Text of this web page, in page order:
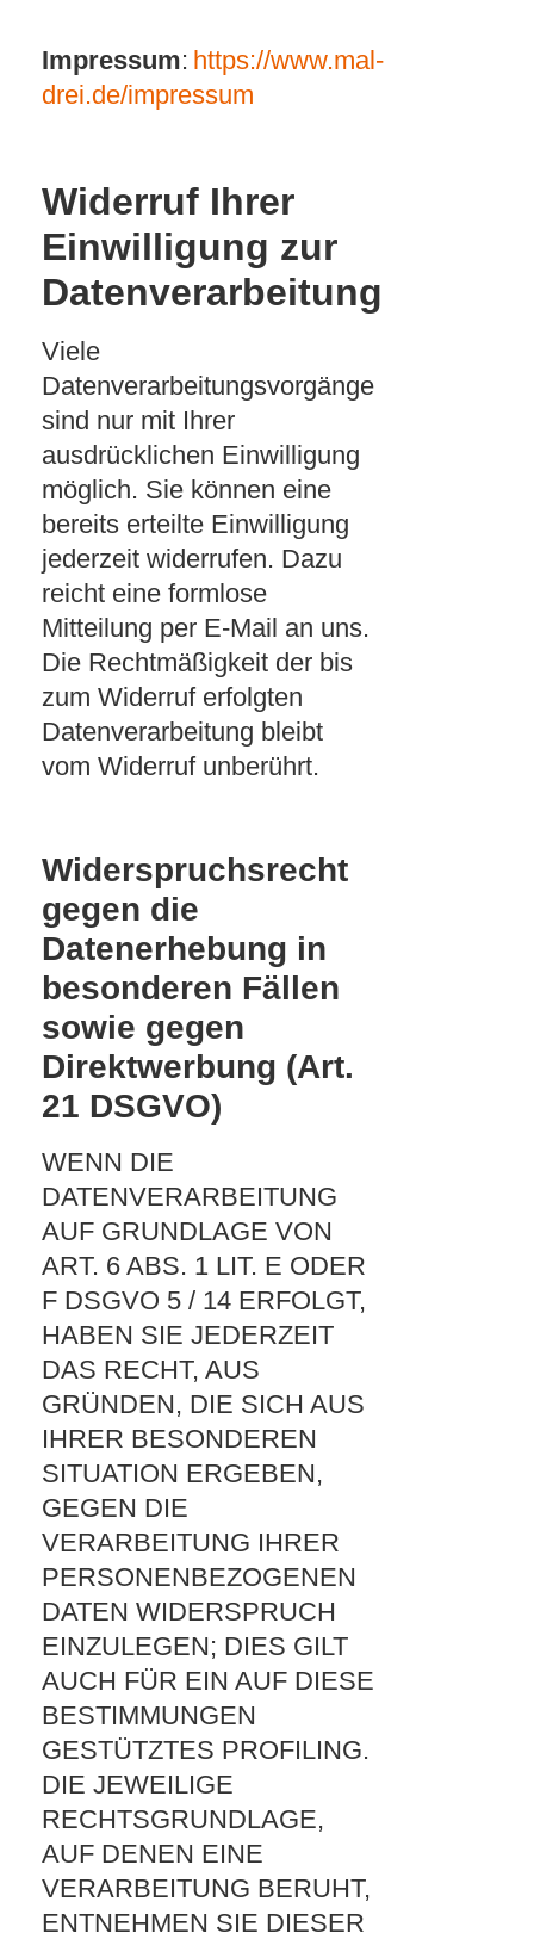
Impressum: https://www.mal-
drei.de/impressum
Widerruf Ihrer
Einwilligung zur
Datenverarbeitung
Viele
Datenverarbeitungsvorgänge
sind nur mit Ihrer
ausdrücklichen Einwilligung
möglich. Sie können eine
bereits erteilte Einwilligung
jederzeit widerrufen. Dazu
reicht eine formlose
Mitteilung per E-Mail an uns.
Die Rechtmäßigkeit der bis
zum Widerruf erfolgten
Datenverarbeitung bleibt
vom Widerruf unberührt.
Widerspruchsrecht
gegen die
Datenerhebung in
besonderen Fällen
sowie gegen
Direktwerbung (Art.
21 DSGVO)
WENN DIE
DATENVERARBEITUNG
AUF GRUNDLAGE VON
ART. 6 ABS. 1 LIT. E ODER
F DSGVO 5 / 14 ERFOLGT,
HABEN SIE JEDERZEIT
DAS RECHT, AUS
GRÜNDEN, DIE SICH AUS
IHRER BESONDEREN
SITUATION ERGEBEN,
GEGEN DIE
VERARBEITUNG IHRER
PERSONENBEZOGENEN
DATEN WIDERSPRUCH
EINZULEGEN; DIES GILT
AUCH FÜR EIN AUF DIESE
BESTIMMUNGEN
GESTÜTZTES PROFILING.
DIE JEWEILIGE
RECHTSGRUNDLAGE,
AUF DENEN EINE
VERARBEITUNG BERUHT,
ENTNEHMEN SIE DIESER